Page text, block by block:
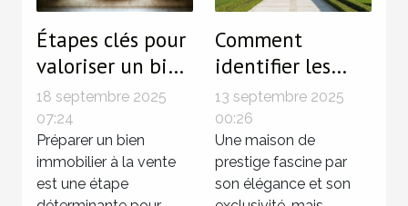
Étapes clés pour
valoriser un bien
avant la vente ?
18 septembre 2025
07:24
Préparer un bien
immobilier à la vente
est une étape
Comment
identifier les
caractéristiques
d'une maison de
prestige ?
13 septembre 2025
00:26
Une maison de
prestige fascine par
son élégance et son